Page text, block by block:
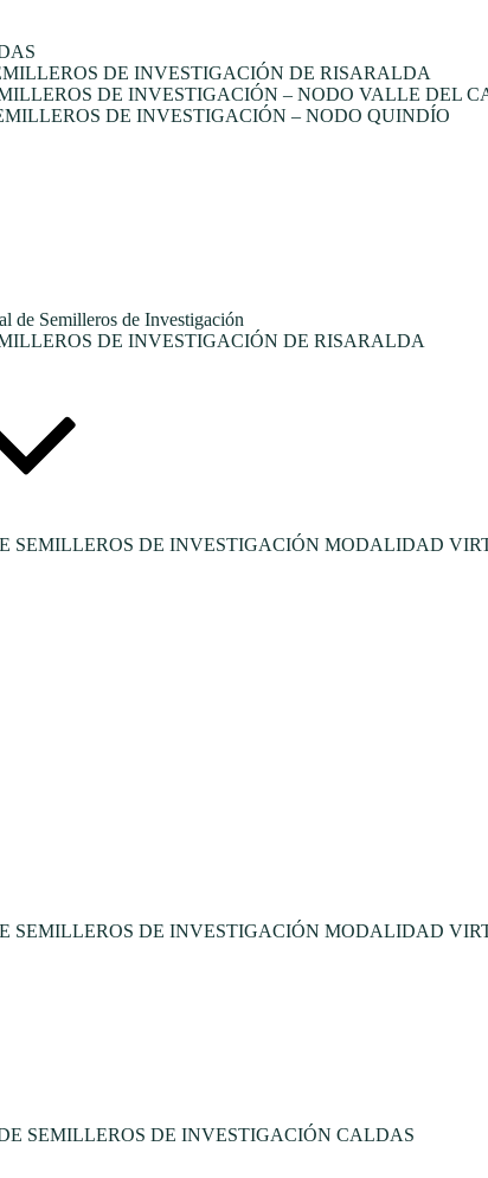
DE INVESTIGACIÓN DE RISARALDA
DE INVESTIGACIÓN – NODO VALLE DEL
DE INVESTIGACIÓN – NODO QUINDÍO
Semilleros de Investigación
DE INVESTIGACIÓN DE RISARALDA
SEMILLEROS DE INVESTIGACIÓN MODALIDAD
SEMILLEROS DE INVESTIGACIÓN MODALIDAD
SEMILLEROS DE INVESTIGACIÓN CALDAS